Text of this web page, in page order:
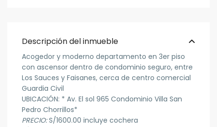
Descripción del inmueble
Acogedor y moderno departamento en 3er piso
con ascensor dentro de condominio seguro, entre
Los Sauces y Faisanes, cerca de centro comercial
Guardia Civil
UBICACIÓN: * Av. El sol 965 Condominio Villa San
Pedro Chorrillos*
PRECIO:S/1600.00 incluye cochera